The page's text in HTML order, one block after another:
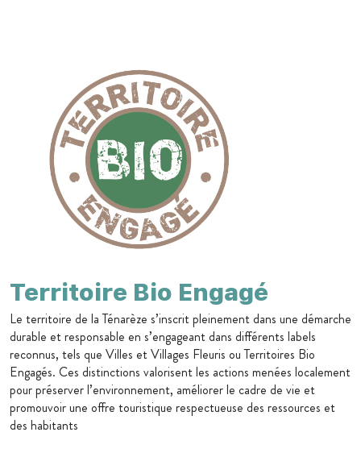
Territoire Bio Engagé
Le territoire de la Ténarèze s’inscrit pleinement dans une démarche
durable et responsable en s’engageant dans différents labels
reconnus, tels que Villes et Villages Fleuris ou Territoires Bio
Engagés. Ces distinctions valorisent les actions menées localement
pour préserver l’environnement, améliorer le cadre de vie et
promouvoir une offre touristique respectueuse des ressources et
des habitants